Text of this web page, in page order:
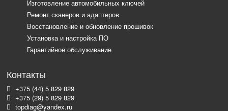
Изготовление автомобильных ключей
Ремонт сканеров и адаптеров
Восстановление и обновление прошивок
Установка и настройка ПО
Гарантийное обслуживание
Контакты
+375 (44) 5 829 829
+375 (29) 5 829 829
topdiag@yandex.ru